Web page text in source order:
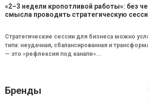
«2–3 недели кропотливой работы»: без
смысла проводить стратегическую
Стратегические сессии для бизнеса можно
типа: неудачная, сбалансированная и
— это «рефлексия под канапе»...
Бренды